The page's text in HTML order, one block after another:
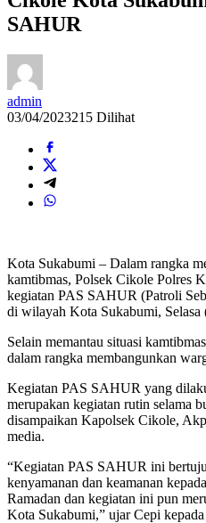
SAHUR
admin
03/04/2023215 Dilihat
Kota Sukabumi – Dalam rangka
kamtibmas, Polsek Cikole Polres
kegiatan PAS SAHUR (Patroli
di wilayah Kota Sukabumi, Selasa
Selain memantau situasi
dalam rangka membangunkan
Kegiatan PAS SAHUR yang
merupakan kegiatan rutin selama
disampaikan Kapolsek Cikole,
media.
“Kegiatan PAS SAHUR ini
kenyamanan dan keamanan
Ramadan dan kegiatan ini pun
Kota Sukabumi,” ujar Cepi